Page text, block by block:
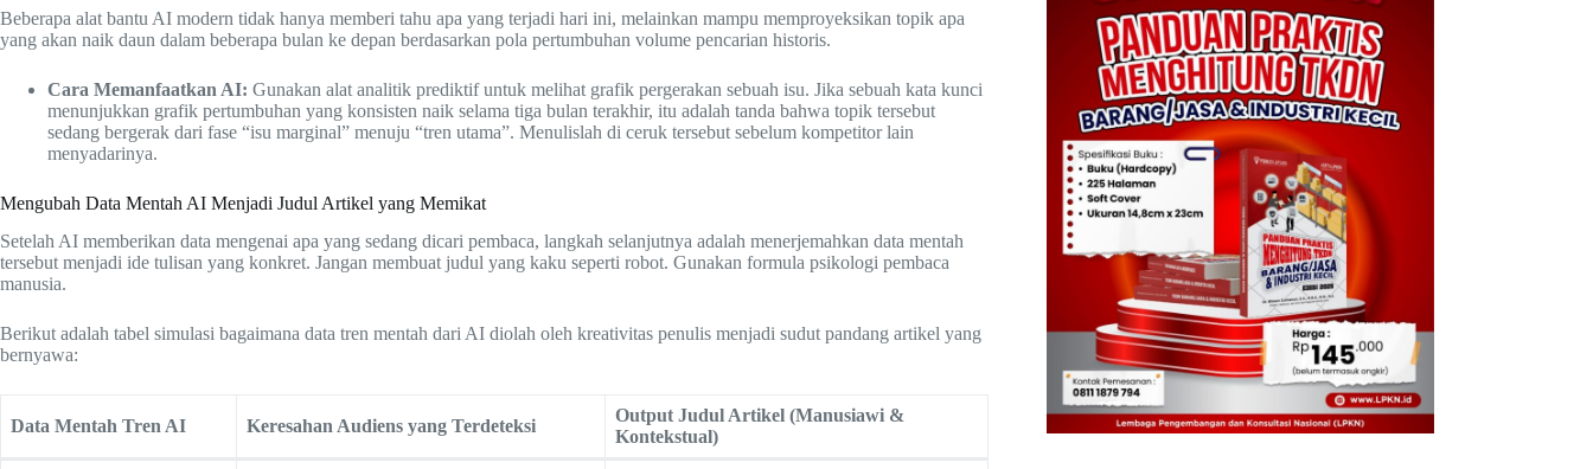
Beberapa alat bantu AI modern tidak hanya memberi tahu apa yang terjadi hari ini, melainkan mampu memproyeksikan topik apa
yang akan naik daun dalam beberapa bulan ke depan berdasarkan pola pertumbuhan volume pencarian historis.
Cara Memanfaatkan AI: Gunakan alat analitik prediktif untuk melihat grafik pergerakan sebuah isu. Jika sebuah kata kunci
menunjukkan grafik pertumbuhan yang konsisten naik selama tiga bulan terakhir, itu adalah tanda bahwa topik tersebut
sedang bergerak dari fase “isu marginal” menuju “tren utama”. Menulislah di ceruk tersebut sebelum kompetitor lain
menyadarinya.
Mengubah Data Mentah AI Menjadi Judul Artikel yang Memikat
Setelah AI memberikan data mengenai apa yang sedang dicari pembaca, langkah selanjutnya adalah menerjemahkan data mentah
tersebut menjadi ide tulisan yang konkret. Jangan membuat judul yang kaku seperti robot. Gunakan formula psikologi pembaca
manusia.
Berikut adalah tabel simulasi bagaimana data tren mentah dari AI diolah oleh kreativitas penulis menjadi sudut pandang artikel yang
bernyawa:
Data Mentah Tren AI Keresahan Audiens yang Terdeteksi
Output Judul Artikel (Manusiawi &
Kontekstual)